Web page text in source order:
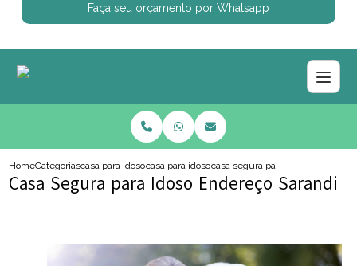
Faça seu orçamento por Whatsapp
HomeCategoriascasa para idososcasa para idoso com alzheimercasa segura para idoso endereco
Casa Segura para Idoso Endereço Sarandi